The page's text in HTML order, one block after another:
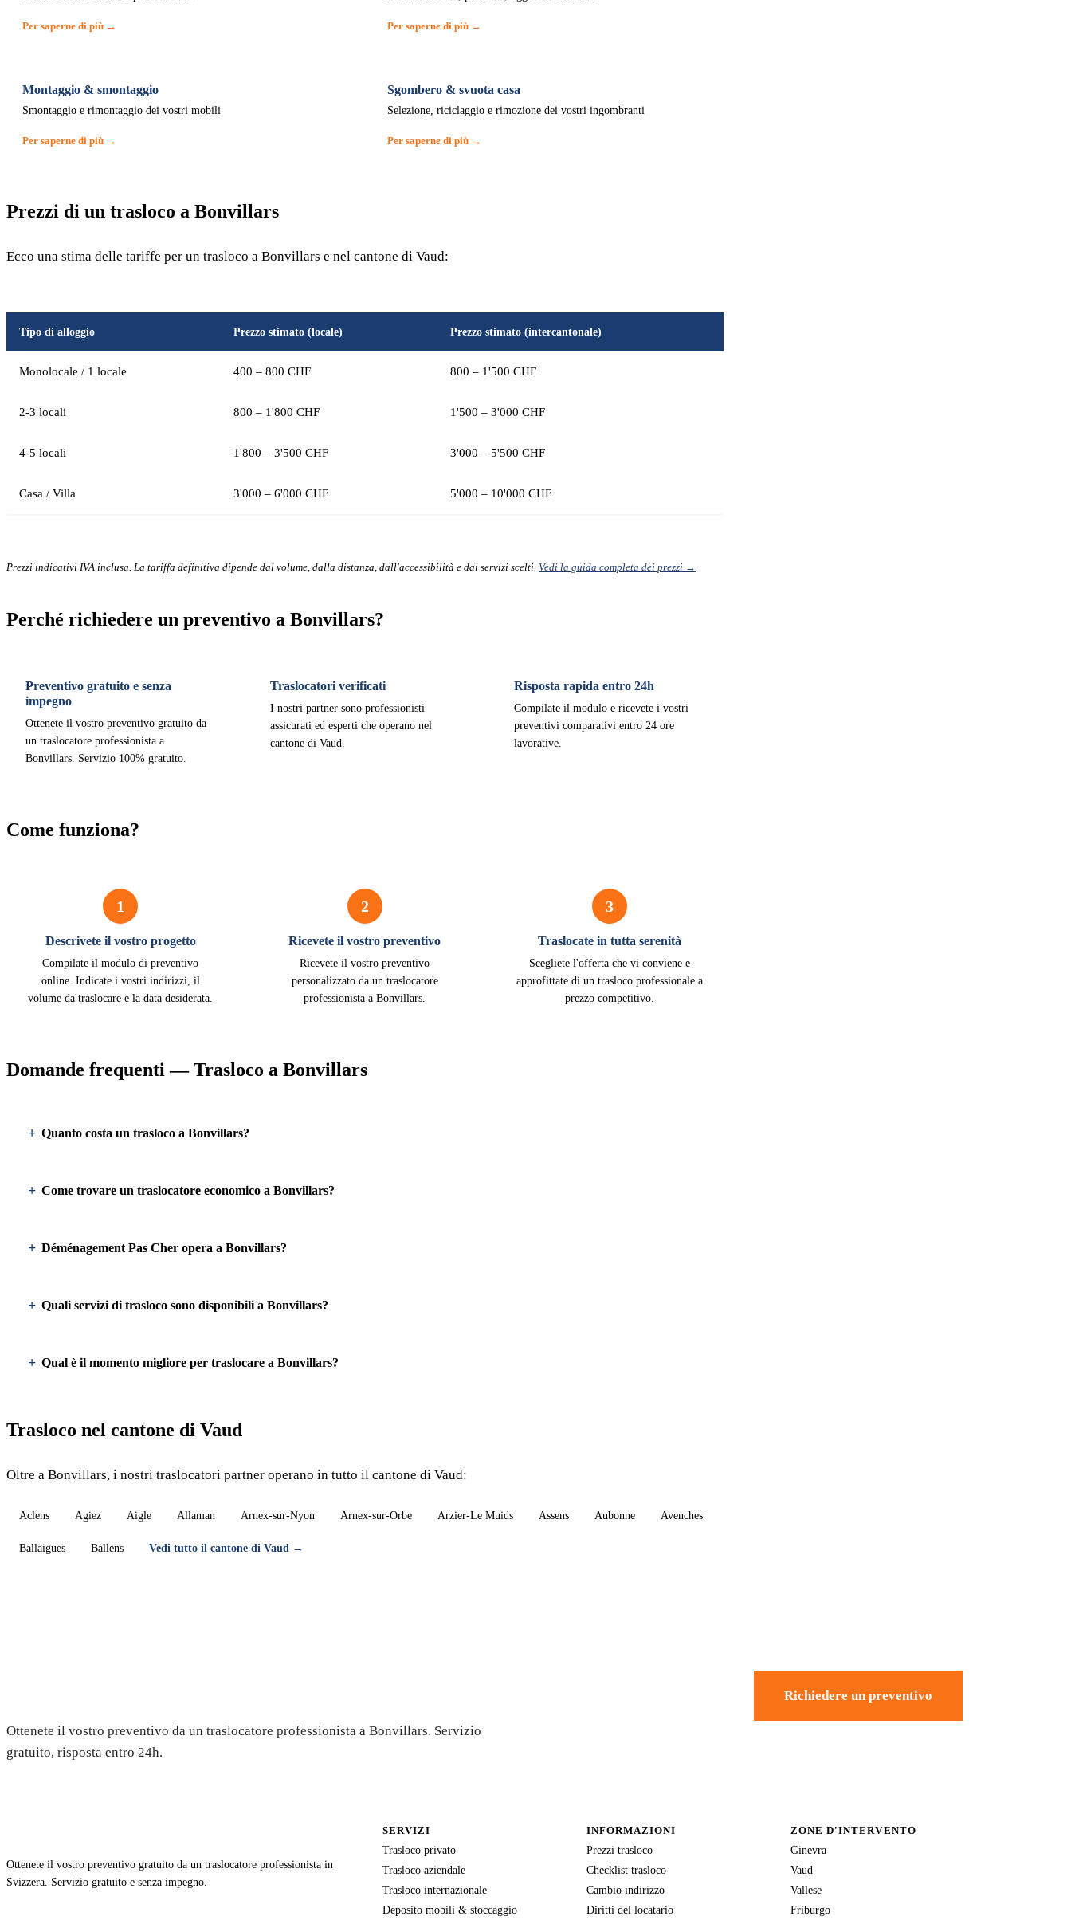
Per saperne di più → Per saperne di più →
Montaggio & smontaggio
Smontaggio e rimontaggio dei vostri mobili
Per saperne di più →
Sgombero & svuota casa
Selezione, riciclaggio e rimozione dei vostri ingombranti
Per saperne di più →
Prezzi di un trasloco a Bonvillars
Ecco una stima delle tariffe per un trasloco a Bonvillars e nel cantone di Vaud:
Tipo di alloggio Prezzo stimato (locale) Prezzo stimato (intercantonale)
Monolocale / 1 locale 400 – 800 CHF 800 – 1'500 CHF
2-3 locali 800 – 1'800 CHF 1'500 – 3'000 CHF
4-5 locali 1'800 – 3'500 CHF 3'000 – 5'500 CHF
Casa / Villa 3'000 – 6'000 CHF 5'000 – 10'000 CHF
Prezzi indicativi IVA inclusa. La tariffa definitiva dipende dal volume, dalla distanza, dall'accessibilità e dai servizi scelti. Vedi la guida completa dei prezzi →
Perché richiedere un preventivo a Bonvillars?
Preventivo gratuito e senza
impegno
Ottenete il vostro preventivo gratuito da
un traslocatore professionista a
Bonvillars. Servizio 100% gratuito.
Traslocatori verificati
I nostri partner sono professionisti
assicurati ed esperti che operano nel
cantone di Vaud.
Risposta rapida entro 24h
Compilate il modulo e ricevete i vostri
preventivi comparativi entro 24 ore
lavorative.
Come funziona?
1
Descrivete il vostro progetto
Compilate il modulo di preventivo
online. Indicate i vostri indirizzi, il
volume da traslocare e la data desiderata.
2
Ricevete il vostro preventivo
Ricevete il vostro preventivo
personalizzato da un traslocatore
professionista a Bonvillars.
3
Traslocate in tutta serenità
Scegliete l'offerta che vi conviene e
approfittate di un trasloco professionale a
prezzo competitivo.
Domande frequenti — Trasloco a Bonvillars
Quanto costa un trasloco a Bonvillars?
Come trovare un traslocatore economico a Bonvillars?
Déménagement Pas Cher opera a Bonvillars?
Quali servizi di trasloco sono disponibili a Bonvillars?
Qual è il momento migliore per traslocare a Bonvillars?
Trasloco nel cantone di Vaud
Oltre a Bonvillars, i nostri traslocatori partner operano in tutto il cantone di Vaud:
Aclens Agiez Aigle Allaman Arnex-sur-Nyon Arnex-sur-Orbe Arzier-Le Muids Assens Aubonne Avenches
Ballaigues Ballens Vedi tutto il cantone di Vaud →
Ottenete il vostro preventivo da un traslocatore professionista a Bonvillars. Servizio
gratuito, risposta entro 24h.
Richiedere un preventivo
Ottenete il vostro preventivo gratuito da un traslocatore professionista in
Svizzera. Servizio gratuito e senza impegno.
SERVIZI
Trasloco privato
Trasloco aziendale
Trasloco internazionale
Deposito mobili & stoccaggio
INFORMAZIONI
Prezzi trasloco
Checklist trasloco
Cambio indirizzo
Diritti del locatario
ZONE D'INTERVENTO
Ginevra
Vaud
Vallese
Friburgo